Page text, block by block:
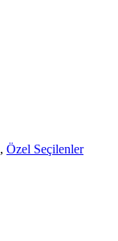
, Özel Seçilenler